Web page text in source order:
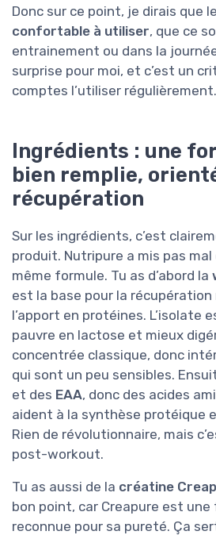
Donc sur ce point, je dirais que
confortable à utiliser, que ce
entrainement ou dans la
surprise pour moi, et c’est un
comptes l’utiliser régulièrement.
Ingrédients : une
bien remplie,
récupération
Sur les ingrédients, c’est
produit. Nutripure a mis pas mal
même formule. Tu as d’abord la
est la base pour la
l’apport en protéines. L’isolate
pauvre en lactose et mieux
concentrée classique, donc
qui sont un peu sensibles.
et des EAA, donc des acides
aident à la synthèse protéique
Rien de révolutionnaire, mais
post-workout.
Tu as aussi de la créatine
bon point, car Creapure est
reconnue pour sa pureté. Ça